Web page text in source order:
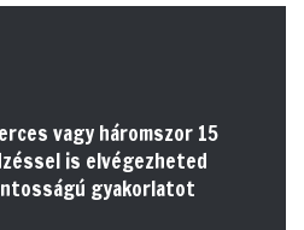
vagy háromszor 15
is elvégezheted
gyakorlatot